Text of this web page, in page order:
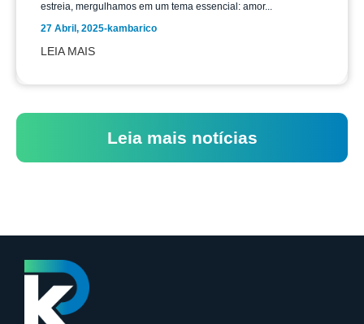
estreia, mergulhamos em um tema essencial: amor...
27 Abril, 2025-kambarico
LEIA MAIS
Leia mais notícias